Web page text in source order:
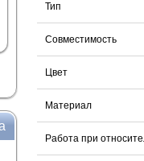
386 руб.
Тип
Совместимость
Цвет
Материал
Работа при